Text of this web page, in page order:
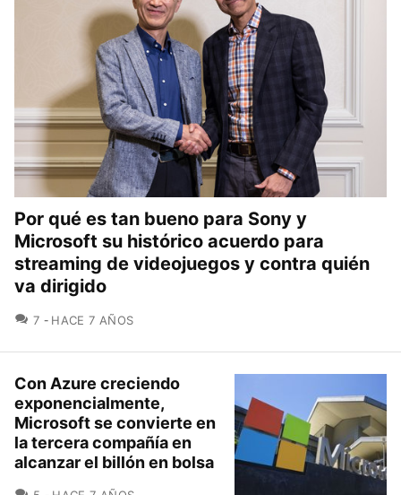
Por qué es tan bueno para Sony y
Microsoft su histórico acuerdo para
streaming de videojuegos y contra quién
va dirigido
7 COMENTARIOS
HACE 7 AÑOS
Con Azure creciendo
exponencialmente,
Microsoft se convierte en
la tercera compañía en
alcanzar el billón en bolsa
COMENTARIOS